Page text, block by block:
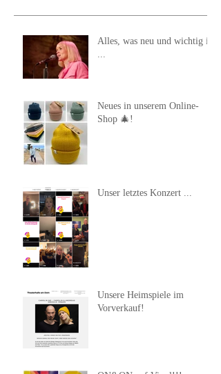
Alles, was neu und wichtig ist
Neues in unserem Online-
Shop 🎄!
Unser letztes Konzert ...
Unsere Heimspiele im
Vorverkauf!